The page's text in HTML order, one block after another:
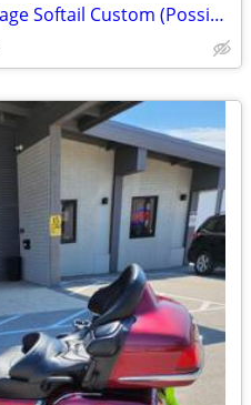
Harley Davidson 2006 Heritage Softail Custom (Possible Trade)